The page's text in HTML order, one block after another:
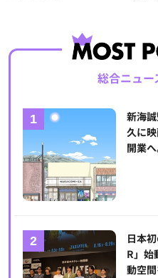
総合ニュ
新海
久に
開業へ
日本
R」始
動空